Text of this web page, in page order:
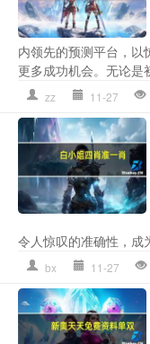
内领先的预测平台，
更多成功机会。无论是
zz 11-27
令人惊叹的准确性，成
bx 11-27